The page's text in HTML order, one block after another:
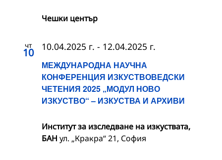
Чешки център
чт
10
МЕЖДУНАРОДНА НАУЧНА
КОНФЕРЕНЦИЯ ИЗКУСТВОВЕДСКИ
ЧЕТЕНИЯ 2025 „МОДУЛ НОВО
ИЗКУСТВО“ – ИЗКУСТВА И АРХИВИ
10.04.2025 г. - 12.04.2025 г.
Институт за изследване на изкуствата,
БАН ул. „Кракра“ 21, София